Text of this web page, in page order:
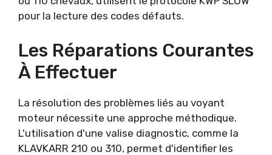
pour la lecture des codes défauts.
Les Réparations Courantes
À Effectuer
La résolution des problèmes liés au voyant
moteur nécessite une approche méthodique.
L'utilisation d'une valise diagnostic, comme la
KLAVKARR 210 ou 310, permet d'identifier les